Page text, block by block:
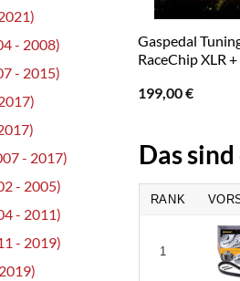
- 2008)
- 2015)
- 2017)
- 2005)
- 2011)
- 2019)
Gaspedal
RaceChip XLR
199,00€
Das
RANK
1